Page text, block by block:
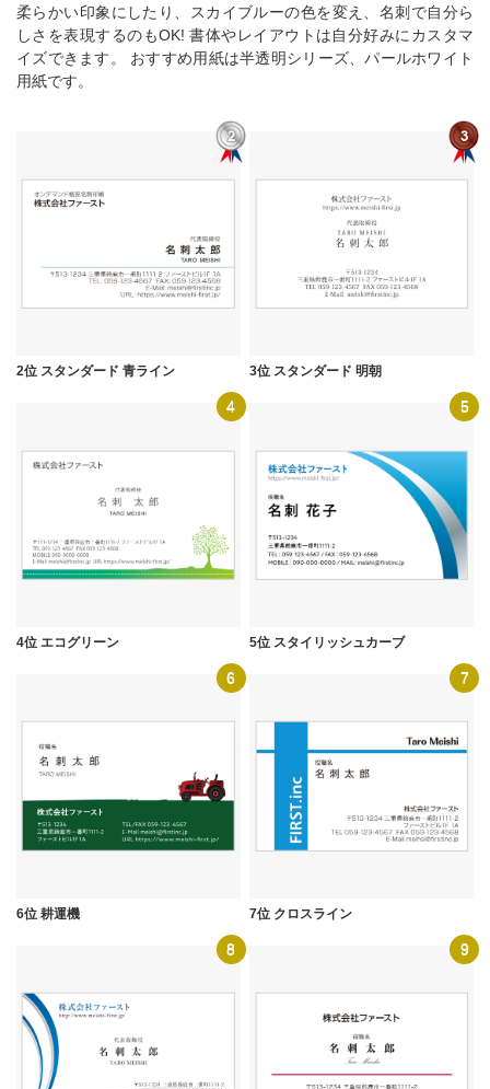
柔らかい印象にしたり、スカイブルーの色を変え、名刺で自分ら
しさを表現するのもOK! 書体やレイアウトは自分好みにカスタマ
イズできます。 おすすめ用紙は半透明シリーズ、パールホワイト
用紙です。
2位 スタンダード 青ライン 3位 スタンダード 明朝
4
4位 エコグリーン
5
5位 スタイリッシュカーブ
6
6位 耕運機
7
7位 クロスライン
8 9